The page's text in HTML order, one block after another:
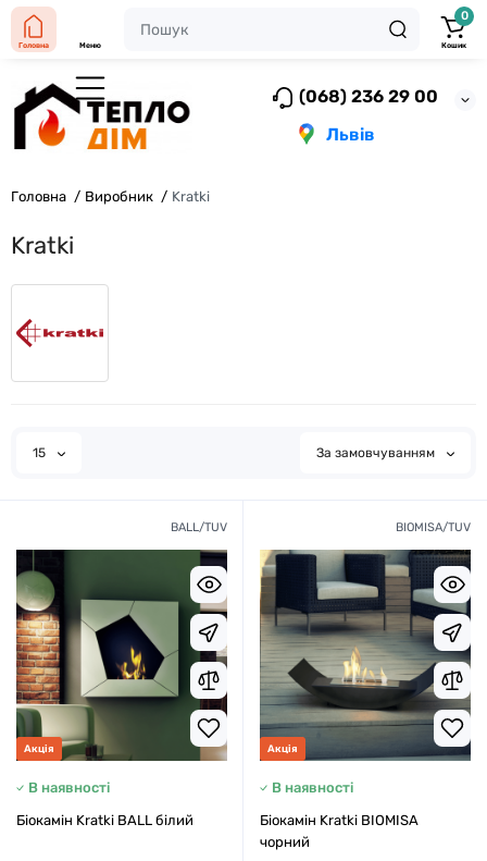
(068) 236 29 00
Львів
Головна Меню
0
Кошик
Головна Виробник Kratki
Kratki
15 За замовчуванням
BALL/TUV
Акція
В наявності
Біокамін Kratki BALL білий
BIOMISA/TUV
Акція
В наявності
Біокамін Kratki BIOMISA
чорний